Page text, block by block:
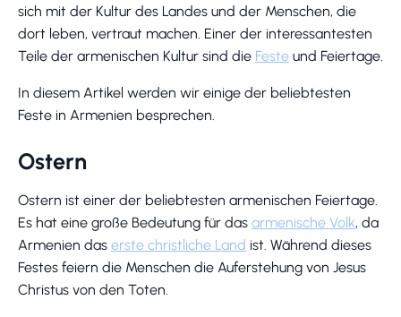
sich mit der Kultur des Landes und der Menschen, die
dort leben, vertraut machen. Einer der interessantesten
Teile der armenischen Kultur sind die Feste und Feiertage.
In diesem Artikel werden wir einige der beliebtesten
Feste in Armenien besprechen.
Ostern
Ostern ist einer der beliebtesten armenischen Feiertage.
Es hat eine große Bedeutung für das armenische Volk, da
Armenien das erste christliche Land ist. Während dieses
Festes feiern die Menschen die Auferstehung von Jesus
Christus von den Toten.